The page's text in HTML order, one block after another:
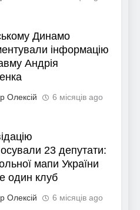
Динамо
інформацію
Андрія
Олексій 6 місяців ago
23 депутати:
мапи України
один клуб
Олексій 6 місяців ago